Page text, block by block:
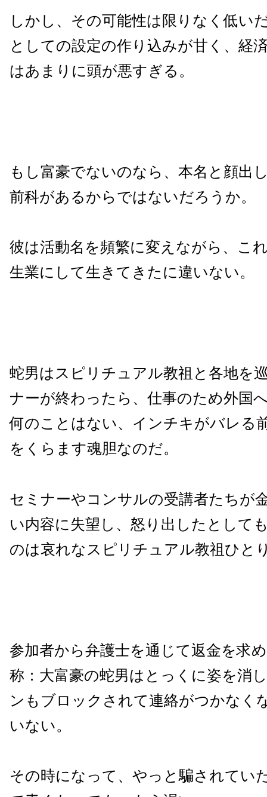
しかし、その可能性は限りなく低い
としての設定の作り込みが甘く、経
はあまりに頭が悪すぎる。
もし富豪でないのなら、本名と顔出
前科があるからではないだろうか。
彼は活動名を頻繁に変えながら、こ
生業にして生きてきたに違いない。
蛇男はスピリチュアル教祖と各地を
ナーが終わったら、仕事のため外国
何のことはない、インチキがバレる
をくらます魂胆なのだ。
セミナーやコンサルの受講者たちが
い内容に失望し、怒り出したとして
のは哀れなスピリチュアル教祖ひと
参加者から弁護士を通じて返金を求
称：大富豪の蛇男はとっくに姿を消
ンもブロックされて連絡がつかなく
いない。
その時になって、やっと騙されてい